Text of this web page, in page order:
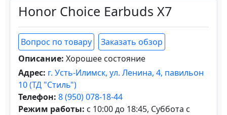
Honor Choice Earbuds X7
Вопрос по товару
Заказать обзор
Описание: Хорошее состояние
Адрес: г. Усть-Илимск, ул. Ленина, 4, павильон
10 (ТД "Стиль")
Телефон: 8 (950) 078-18-44
Режим работы: с 10:00 до 18:45, Суббота с